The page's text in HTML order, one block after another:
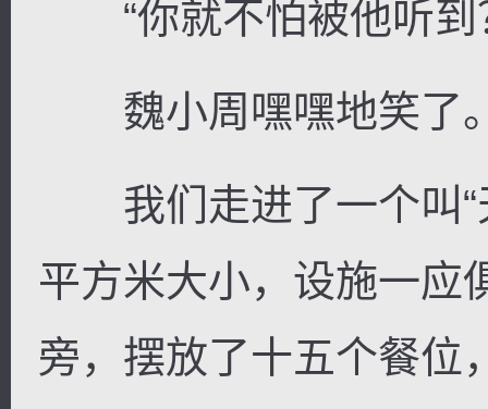
“你就不怕被他听到
魏小周嘿嘿地笑了
我们走进了一个叫“
平方米大小，设施一应
旁，摆放了十五个餐位